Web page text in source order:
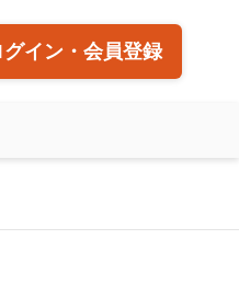
グイン・会員登録